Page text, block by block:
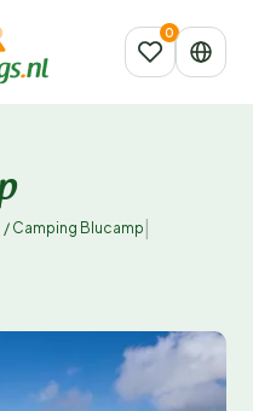
/ Camping Blucamp